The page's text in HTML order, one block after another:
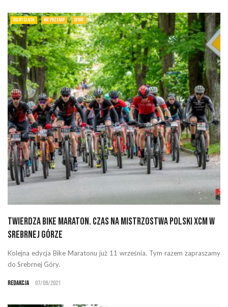
DOLNY ŚLĄSK NIE PRZEGAP SPORT
Twierdza Bike Maraton. Czas na Mistrzostwa Polski XCM w
Srebrnej Górze
Kolejna edycja Bike Maratonu już 11 września. Tym razem zapraszamy
do Srebrnej Góry.
Redakcja 07/09/2021